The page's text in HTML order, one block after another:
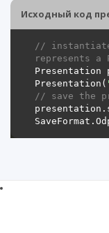
Исходный код
//
represents a
Presentation
Presentation(
// save the